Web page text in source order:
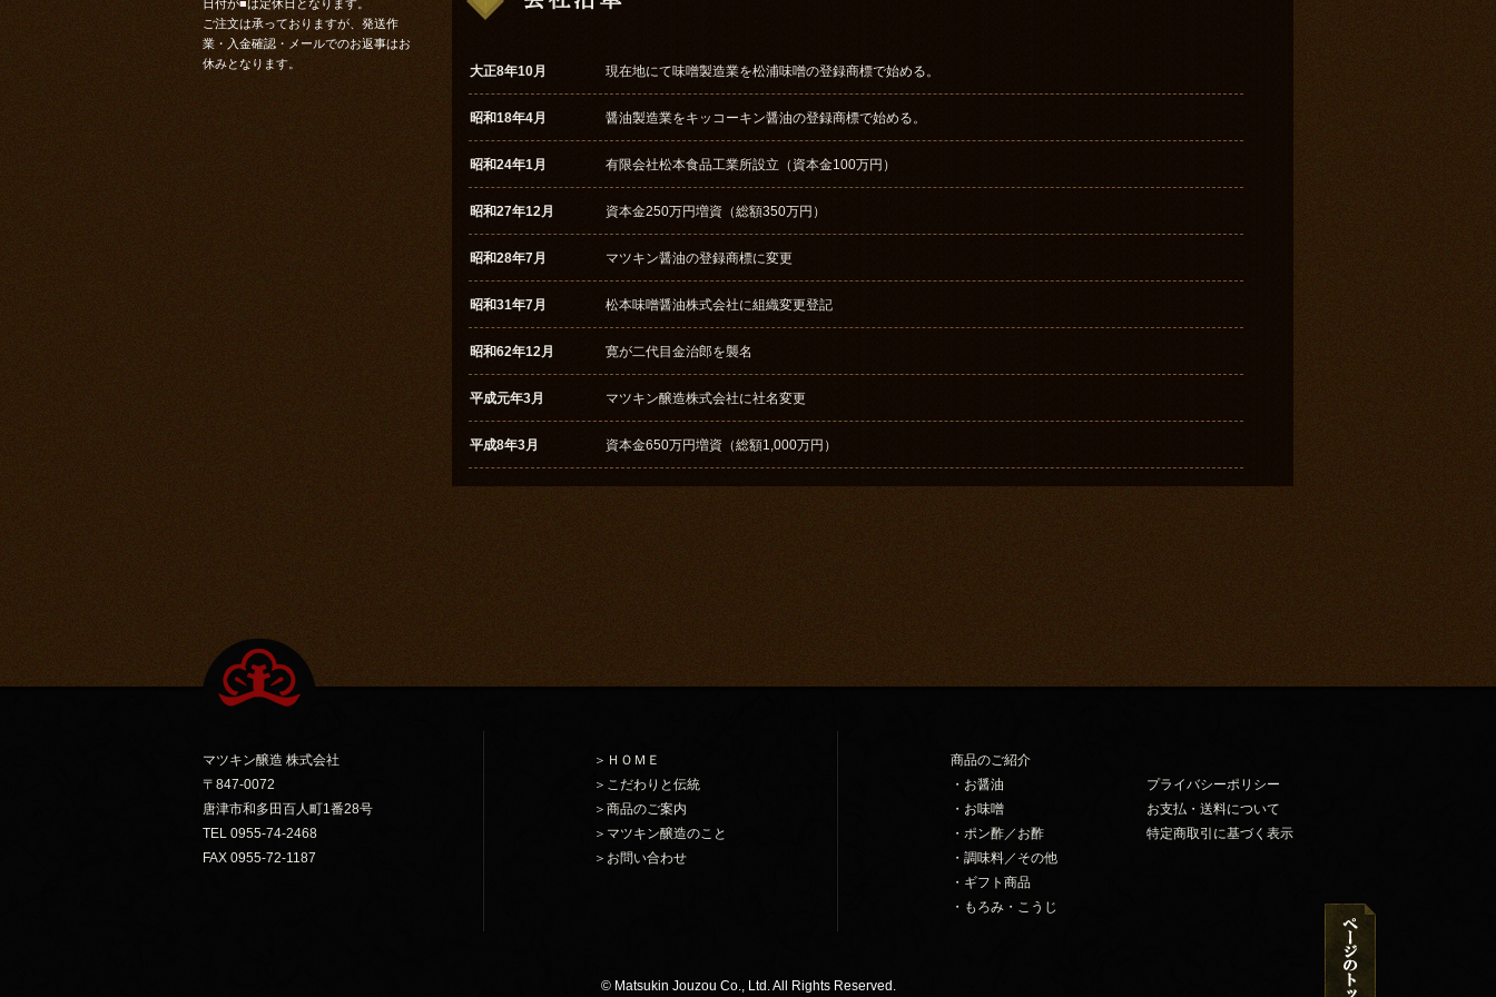
大正8年10月 現在地にて味噌製造業を松浦味噌の登録商標で始める。
昭和18年4月 醤油製造業をキッコーキン醤油の登録商標で始める。
昭和24年1月 有限会社松本食品工業所設立（資本金100万円）
昭和27年12月 資本金250万円増資（総額350万円）
昭和28年7月 マツキン醤油の登録商標に変更
昭和31年7月 松本味噌醤油株式会社に組織変更登記
昭和62年12月 寛が二代目金治郎を襲名
平成元年3月 マツキン醸造株式会社に社名変更
平成8年3月 資本金650万円増資（総額1,000万円）
日付が■は定休日となります。
ご注文は承っておりますが、発送作
業・入金確認・メールでのお返事はお
休みとなります。
マツキン醸造 株式会社
〒847-0072
唐津市和多田百人町1番28号
TEL 0955-74-2468
FAX 0955-72-1187
＞ＨＯＭＥ
＞こだわりと伝統
＞商品のご案内
＞マツキン醸造のこと
＞お問い合わせ
商品のご紹介
・お醤油
・お味噌
・ポン酢／お酢
・調味料／その他
・ギフト商品
・もろみ・こうじ
プライバシーポリシー
お支払・送料について
特定商取引に基づく表示
© Matsukin Jouzou Co., Ltd. All Rights Reserved.